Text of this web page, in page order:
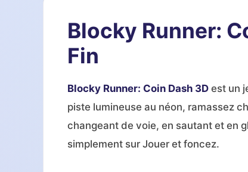
Blocky Runner:
Fin
Blocky Runner: Coin Dash 3D est un
piste lumineuse au néon, ramassez
changeant de voie, en sautant et en
simplement sur Jouer et foncez.